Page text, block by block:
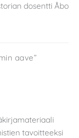
dosentti Åbo
aave”
tavoitteeksi